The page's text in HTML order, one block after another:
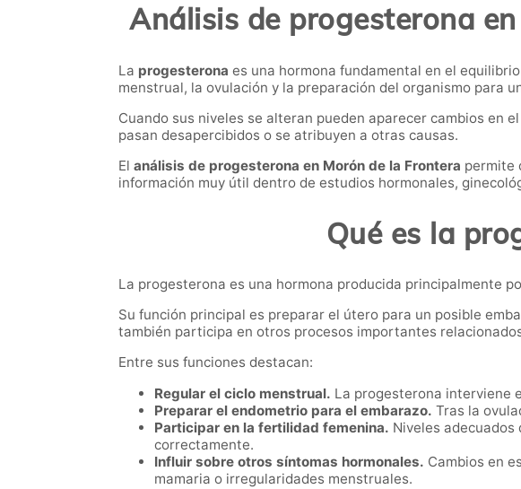
Análisis de progesterona
La progesterona es una hormona fundamental en el
menstrual, la ovulación y la preparación del organismo para
Cuando sus niveles se alteran pueden aparecer cambios en
pasan desapercibidos o se atribuyen a otras causas.
El análisis de progesterona en Morón de la Frontera permite
información muy útil dentro de estudios hormonales,
Qué es la
La progesterona es una hormona producida principalmente
Su función principal es preparar el útero para un posible
también participa en otros procesos importantes
Entre sus funciones destacan:
Regular el ciclo menstrual. La progesterona interviene
Preparar el endometrio para el embarazo. Tras la
Participar en la fertilidad femenina. Niveles
correctamente.
Influir sobre otros síntomas hormonales. Cambios en
mamaria o irregularidades menstruales.